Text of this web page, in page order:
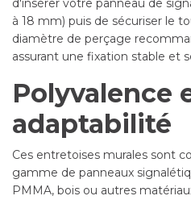
d'insérer votre panneau de
à 18 mm) puis de sécuriser le
diamètre de perçage
assurant une fixation stable et
Polyvalence
adaptabilité
Ces entretoises murales sont
gamme de panneaux
PMMA, bois ou autres